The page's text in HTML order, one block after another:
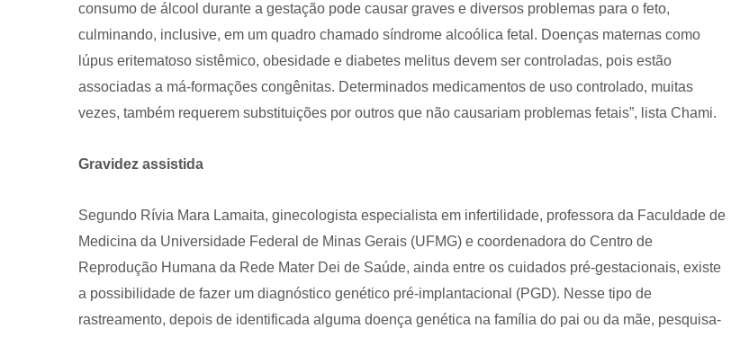
consumo de álcool durante a gestação pode causar graves e diversos problemas para o feto,
culminando, inclusive, em um quadro chamado síndrome alcoólica fetal. Doenças maternas como
lúpus eritematoso sistêmico, obesidade e diabetes melitus devem ser controladas, pois estão
associadas a má-formações congênitas. Determinados medicamentos de uso controlado, muitas
vezes, também requerem substituições por outros que não causariam problemas fetais”, lista Chami.
Gravidez assistida
Segundo Rívia Mara Lamaita, ginecologista especialista em infertilidade, professora da Faculdade de
Medicina da Universidade Federal de Minas Gerais (UFMG) e coordenadora do Centro de
Reprodução Humana da Rede Mater Dei de Saúde, ainda entre os cuidados pré-gestacionais, existe
a possibilidade de fazer um diagnóstico genético pré-implantacional (PGD). Nesse tipo de
rastreamento, depois de identificada alguma doença genética na família do pai ou da mãe, pesquisa-